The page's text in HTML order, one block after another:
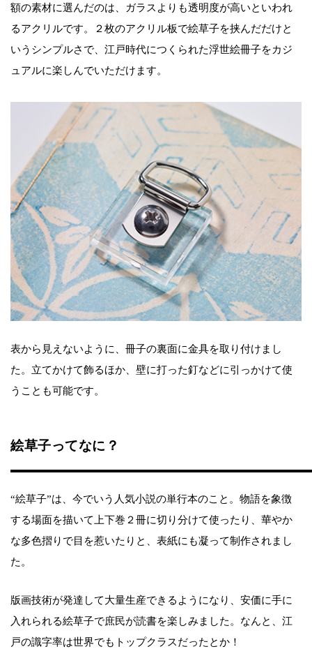
額の素材に選んだのは、ガラスよりも透明度が高いといわれ
るアクリルです。２枚のアクリル板で絵草子を挟んだだけと
いうシンプルさで、江戸時代につくられた浮世絵冊子をカジ
ュアルに楽しんでいただけます。
表から見えないように、冊子の裏面に金具を取り付けまし
た。立てかけて飾るほか、壁に打った釘などに引っかけて使
うことも可能です。
絵草子ってなに？
“絵草子”は、今でいう人気小説の単行本のこと。物語を象徴
する場面を描いて上下巻２冊に切り分けて使ったり、華やか
な多色摺りで目を惹いたりと、表紙にも凝って制作されまし
た。
版画技術が発達して大量生産できるようになり、安価に手に
入れられる絵草子で庶民が読書を楽しみました。なんと、江
戸の識字率は世界でもトップクラスだったとか！